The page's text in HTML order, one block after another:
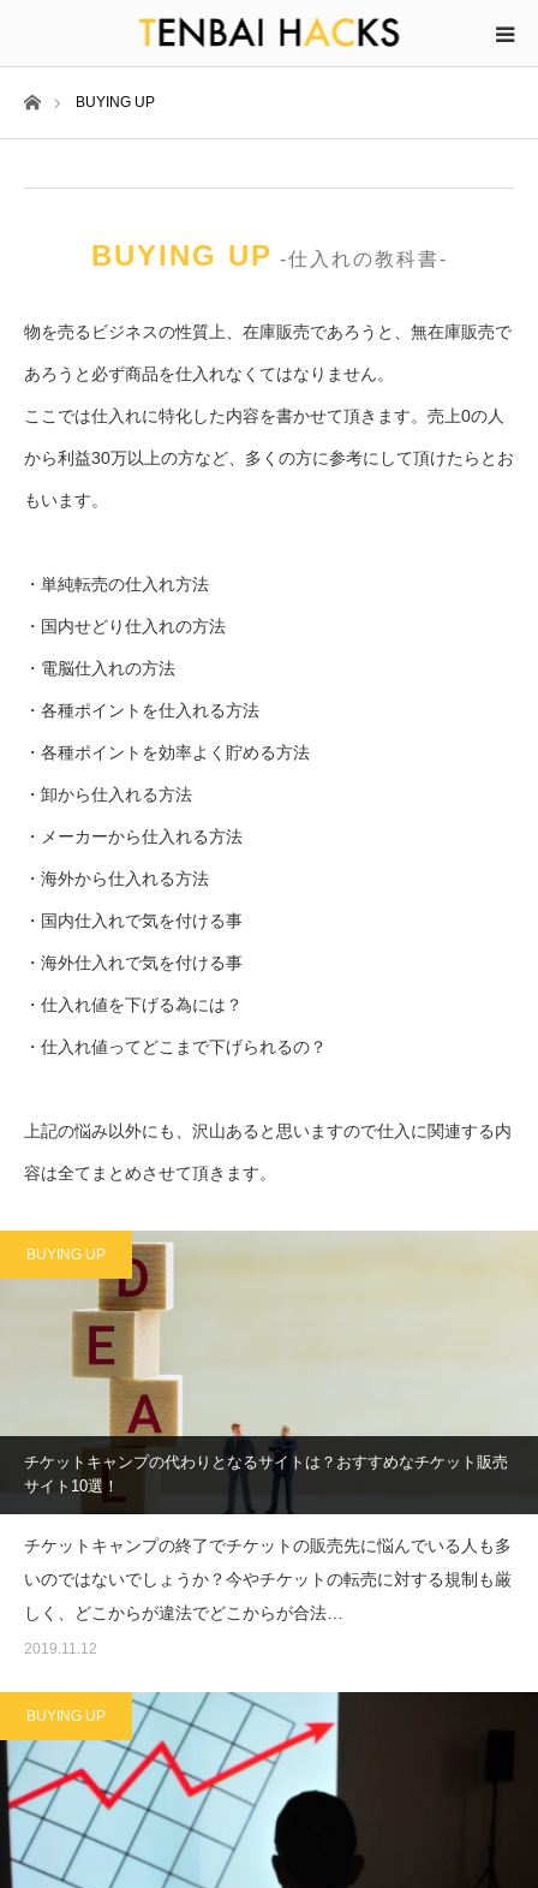
ホームBUYING UP
BUYING UP -仕入れの教科書-
物を売るビジネスの性質上、在庫販売であろうと、無在庫販売で
あろうと必ず商品を仕入れなくてはなりません。
ここでは仕入れに特化した内容を書かせて頂きます。売上0の人
から利益30万以上の方など、多くの方に参考にして頂けたらとお
もいます。
・単純転売の仕入れ方法
・国内せどり仕入れの方法
・電脳仕入れの方法
・各種ポイントを仕入れる方法
・各種ポイントを効率よく貯める方法
・卸から仕入れる方法
・メーカーから仕入れる方法
・海外から仕入れる方法
・国内仕入れで気を付ける事
・海外仕入れで気を付ける事
・仕入れ値を下げる為には？
・仕入れ値ってどこまで下げられるの？
上記の悩み以外にも、沢山あると思いますので仕入に関連する内
容は全てまとめさせて頂きます。
BUYING UP
チケットキャンプの代わりとなるサイトは？おすすめなチケット販売
サイト10選！
チケットキャンプの終了でチケットの販売先に悩んでいる人も多
いのではないでしょうか？今やチケットの転売に対する規制も厳
しく、どこからが違法でどこからが合法…
2019.11.12
BUYING UP